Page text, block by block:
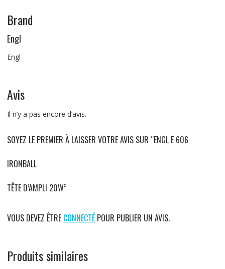
Brand
Engl
Engl
Avis
Il n’y a pas encore d’avis.
SOYEZ LE PREMIER À LAISSER VOTRE AVIS SUR “ENGL E 606
IRONBALL
TÊTE D’AMPLI 20W”
VOUS DEVEZ ÊTRE CONNECTÉPOUR PUBLIER UN AVIS.
Produits similaires